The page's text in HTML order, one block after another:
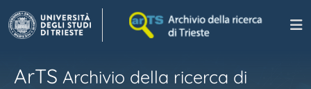
ArTS Archivio della ricerca di